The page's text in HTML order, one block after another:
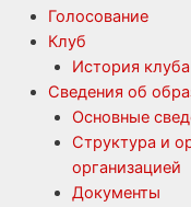
Голосование
Клуб
История клуба
Сведения об
Основные
Структура и
организацией
Документы